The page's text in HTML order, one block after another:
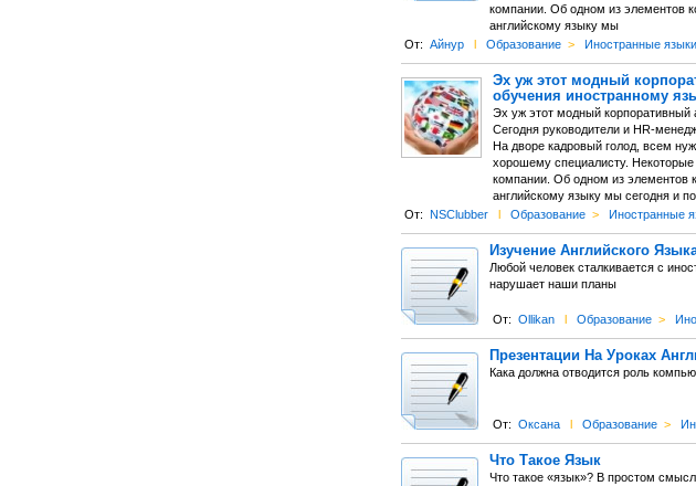
компании. Об одном из элементов
английскому языку мы
От: Айнур l Образование > Иностранные языки
Эх уж этот модный
обучения иностранному
Эх уж этот модный корпоративный
Сегодня руководители и HR-
На дворе кадровый голод, всем
хорошему специалисту. Некоторые
компании. Об одном из элементов
английскому языку мы сегодня и
От: NSClubber l Образование > Иностранные
Изучение Английского
Любой человек сталкивается с
нарушает наши планы
От: Ollikan l Образование >
Презентации На Уроках
Кака должна отводится роль
От: Оксана l Образование >
Что Такое Язык
Что такое «язык»? В простом